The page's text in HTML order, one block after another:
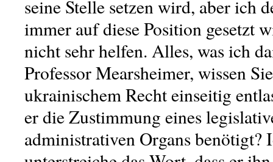
seine Stelle setzen wird, aber ich
immer auf diese Position gesetzt
nicht sehr helfen. Alles, was ich
Professor Mearsheimer, wissen
ukrainischem Recht einseitig
er die Zustimmung eines
administrativen Organs benötigt?